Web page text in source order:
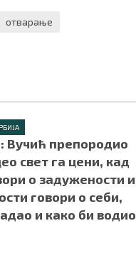
отварање
Вучић препородио
свет га цени, кад
о задужености и
говори о себи,
и како би водио